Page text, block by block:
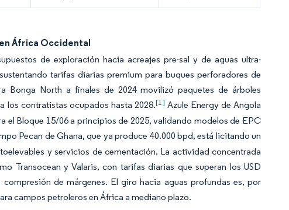
África Occidental
de exploración hacia acreajes pre-sal y de aguas ultra-
tarifas diarias premium para buques perforadores de
Bonga North a finales de 2024 movilizó paquetes de árboles
los contratistas ocupados hasta 2028.[1] Azule Energy de Angola
el Bloque 15/06 a principios de 2025, validando modelos de EPC
Pecan de Ghana, que ya produce 40.000 bpd, está licitando un
y servicios de cementación. La actividad concentrada
Transocean y Valaris, con tarifas diarias que superan los USD
de márgenes. El giro hacia aguas profundas es, por
campos petroleros en África a mediano plazo.